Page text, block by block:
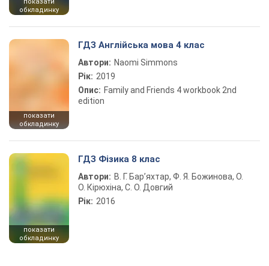
обкладинку
показати
обкладинку
ГДЗ Англійська мова 4 клас
Автори: Naomi Simmons
Рік: 2019
Опис: Family and Friends 4 workbook 2nd
edition
показати
обкладинку
ГДЗ Фізика 8 клас
Автори: В. Г. Бар’яхтар, Ф. Я. Божинова, О.
О. Кірюхіна, С. О. Довгий
Рік: 2016